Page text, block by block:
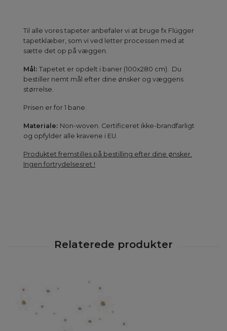
Til alle vores tapeter anbefaler vi at bruge fx Flügger
tapetklæber, som vi ved letter processen med at
sætte det op på væggen.
Mål: Tapetet er opdelt i baner (100x280 cm). Du
bestiller nemt mål efter dine ønsker og væggens
størrelse.
Prisen er for 1 bane.
Materiale: Non-woven. Certificeret ikke-brandfarligt
og opfylder alle kravene i EU.
Produktet fremstilles på bestilling efter dine ønsker.
Ingen fortrydelsesret !